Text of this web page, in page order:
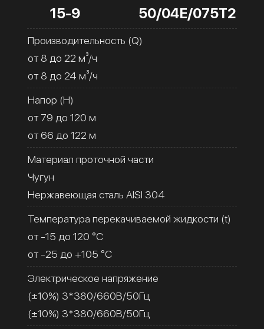
15-9
50/04Е/075Т2
Производительность (Q)
от 8 до 22 м³/ч
от 8 до 24 м³/ч
Напор (H)
от 79 до 120 м
от 66 до 122 м
Материал проточной части
Чугун
Нержавеющая сталь AISI 304
Температура перекачиваемой жидкости (t)
от -15 до 120 °C
от -25 до +105 °C
Электрическое напряжение
(±10%) 3*380/660В/50Гц
(±10%) 3*380/660В/50Гц